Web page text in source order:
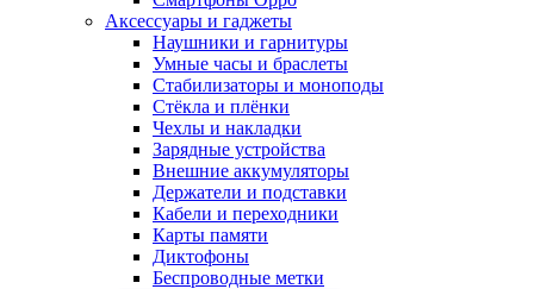
Аксессуары и гаджеты
Наушники и гарнитуры
Умные часы и браслеты
Стабилизаторы и моноподы
Стёкла и плёнки
Чехлы и накладки
Зарядные устройства
Внешние аккумуляторы
Держатели и подставки
Кабели и переходники
Карты памяти
Диктофоны
Беспроводные метки